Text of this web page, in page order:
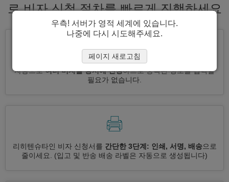
로 비자 신청 절차를 빠르게 진행하세요
자동으로여러 비자를 동시에 신청하므로 중복된 정보를 입력할
필요가 없습니다.
리히텐슈타인 비자 신청서를 간단한 3단계: 인쇄, 서명, 배송으로
줄이세요.
(입고 및 반송 배송 라벨은 자동으로 생성됩니다)
우측! 서버가 영적 세계에 있습니다.
나중에 다시 시도해주세요.
페이지 새로고침